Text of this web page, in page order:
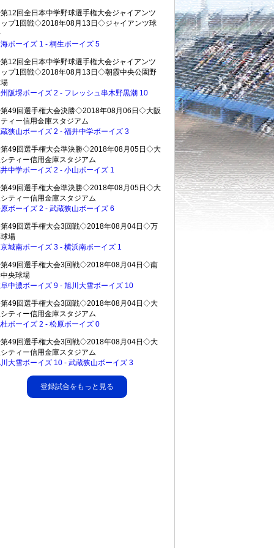
12回全日本中学野球選手権大会ジャイアンツ
プ1回戦◇2018年08月13日◇ジャイアンツ球
ボーイズ 1 - 桐生ボーイズ 5
12回全日本中学野球選手権大会ジャイアンツ
プ1回戦◇2018年08月13日◇朝霞中央公園野
阪堺ボーイズ 2 - フレッシュ串木野黒潮 10
49回選手権大会決勝◇2018年08月06日◇大阪
ィー信用金庫スタジアム
狭山ボーイズ 2 - 福井中学ボーイズ 3
49回選手権大会準決勝◇2018年08月05日◇大
ティー信用金庫スタジアム
中学ボーイズ 2 - 小山ボーイズ 1
49回選手権大会準決勝◇2018年08月05日◇大
ティー信用金庫スタジアム
ボーイズ 2 - 武蔵狭山ボーイズ 6
49回選手権大会3回戦◇2018年08月04日◇万
場
城南ボーイズ 3 - 横浜南ボーイズ 1
49回選手権大会3回戦◇2018年08月04日◇南
央球場
中濃ボーイズ 9 - 旭川大雪ボーイズ 10
49回選手権大会3回戦◇2018年08月04日◇大
ティー信用金庫スタジアム
ボーイズ 2 - 松原ボーイズ 0
49回選手権大会3回戦◇2018年08月04日◇大
ティー信用金庫スタジアム
大雪ボーイズ 10 - 武蔵狭山ボーイズ 3
登録試合をもっと見る